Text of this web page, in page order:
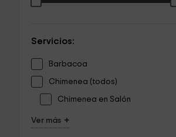
Servicios:
Barbacoa
Chimenea (todos)
Chimenea en Salón
Ver más +